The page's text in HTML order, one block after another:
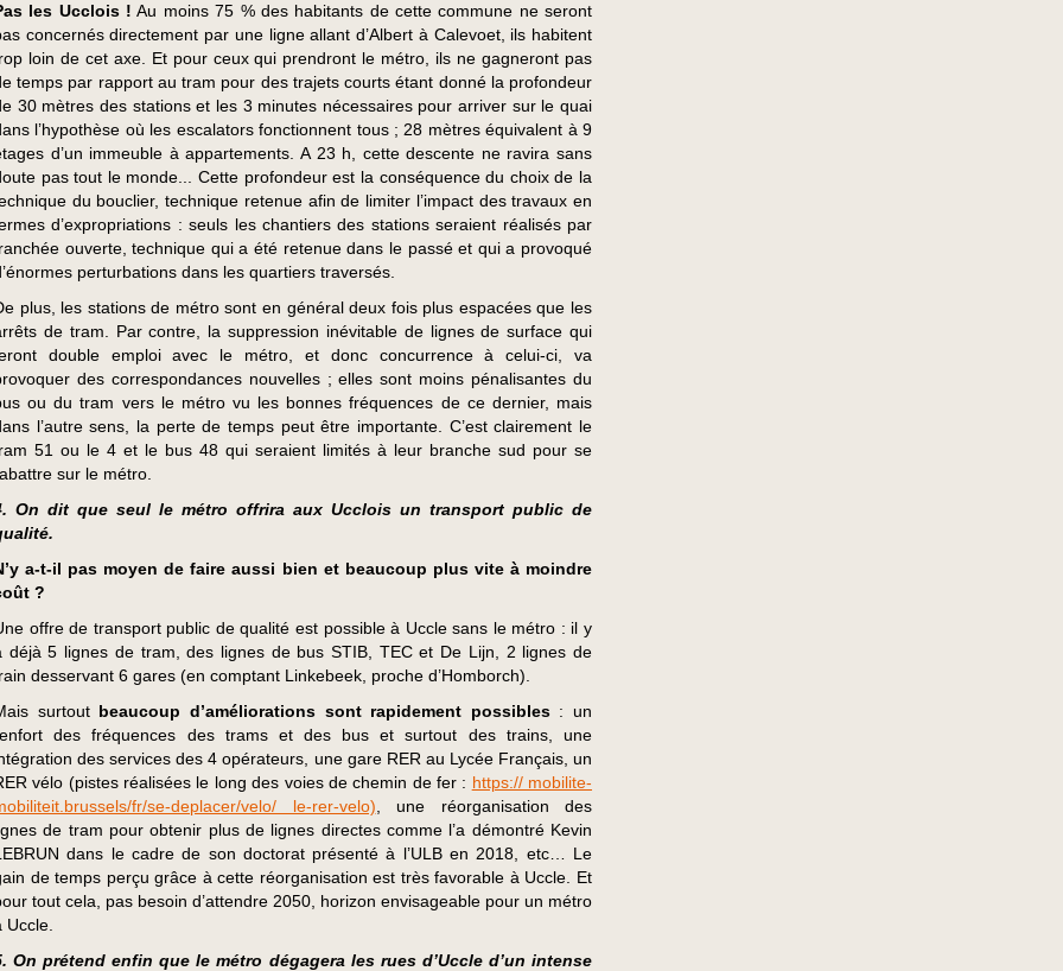
les Ucclois ! Au moins 75 % des habitants de cette commune ne seront
concernés directement par une ligne allant d’Albert à Calevoet, ils habitent
loin de cet axe. Et pour ceux qui prendront le métro, ils ne gagneront pas
temps par rapport au tram pour des trajets courts étant donné la profondeur
30 mètres des stations et les 3 minutes nécessaires pour arriver sur le quai
l’hypothèse où les escalators fonctionnent tous ; 28 mètres équivalent à 9
d’un immeuble à appartements. A 23 h, cette descente ne ravira sans
pas tout le monde... Cette profondeur est la conséquence du choix de la
du bouclier, technique retenue afin de limiter l’impact des travaux en
d’expropriations : seuls les chantiers des stations seraient réalisés par
ouverte, technique qui a été retenue dans le passé et qui a provoqué
perturbations dans les quartiers traversés.
plus, les stations de métro sont en général deux fois plus espacées que les
de tram. Par contre, la suppression inévitable de lignes de surface qui
double emploi avec le métro, et donc concurrence à celui-ci, va
des correspondances nouvelles ; elles sont moins pénalisantes du
ou du tram vers le métro vu les bonnes fréquences de ce dernier, mais
l’autre sens, la perte de temps peut être importante. C’est clairement le
51 ou le 4 et le bus 48 qui seraient limités à leur branche sud pour se
sur le métro.
On dit que seul le métro offrira aux Ucclois un transport public de
a-t-il pas moyen de faire aussi bien et beaucoup plus vite à moindre
?
offre de transport public de qualité est possible à Uccle sans le métro : il y
déjà 5 lignes de tram, des lignes de bus STIB, TEC et De Lijn, 2 lignes de
desservant 6 gares (en comptant Linkebeek, proche d’Homborch).
surtout beaucoup d’améliorations sont rapidement possibles: un
des fréquences des trams et des bus et surtout des trains, une
des services des 4 opérateurs, une gare RER au Lycée Français, un
vélo (pistes réalisées le long des voies de chemin de fer : https:// mobilite-
fr/se-deplacer/velo/ le-rer-velo) , une réorganisation des
de tram pour obtenir plus de lignes directes comme l’a démontré Kevin
dans le cadre de son doctorat présenté à l’ULB en 2018, etc… Le
de temps perçu grâce à cette réorganisation est très favorable à Uccle. Et
tout cela, pas besoin d’attendre 2050, horizon envisageable pour un métro
Uccle.
On prétend enfin que le métro dégagera les rues d’Uccle d’un intense